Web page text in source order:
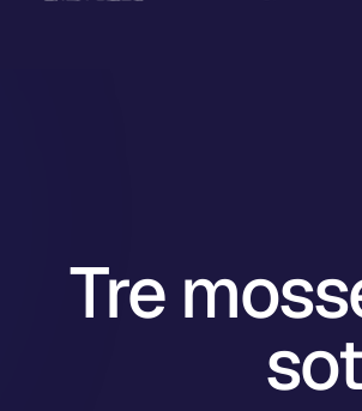
Tre